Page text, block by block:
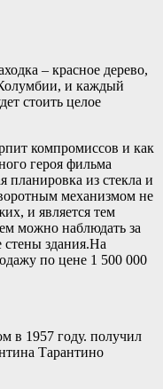
– красное дерево,
Колумбии, и каждый
стоить целое
компромиссов и как
героя фильма
из стекла и
механизмом не
и является тем
можно наблюдать за
стены здания.На
по цене 1 500 000
в 1957 году. получил
Тарантино